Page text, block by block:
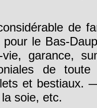
de
pour le Bas-
vie, garance,
de
et bestiaux.
soie, etc.